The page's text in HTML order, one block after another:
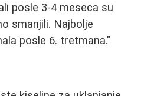
posle 3-4 meseca su
smanjili. Najbolje
posle 6. tretmana."